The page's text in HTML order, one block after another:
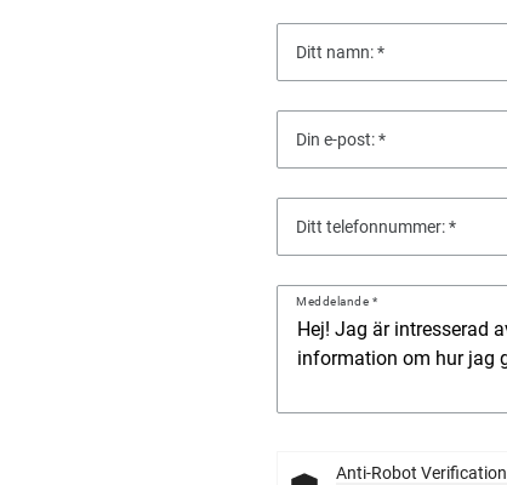
Ditt namn:
Din e-post:
Ditt telefonnummer:
Meddelande
Anti-Robot Verification